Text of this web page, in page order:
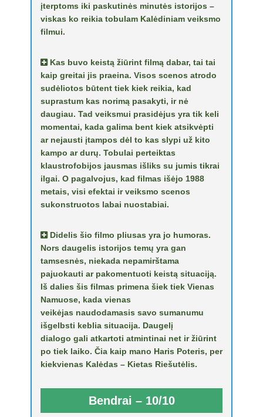
įterptoms iki paskutinės minutės istorijos –
viskas ko reikia tobulam Kalėdiniam veiksmo
filmui.
Kas buvo keistą žiūrint filmą dabar, tai tai
kaip greitai jis praeina. Visos scenos atrodo
sudėliotos būtent tiek kiek reikia, kad
suprastum kas norimą pasakyti, ir nė
daugiau. Tad veiksmui prasidėjus yra tik keli
momentai, kada galima bent kiek atsikvėpti
ar nejausti įtampos dėl to kas slypi už kito
kampo ar durų. Tobulai perteiktas
klaustrofobijos jausmas išliks su jumis tikrai
ilgai. O pagalvojus, kad filmas išėjo 1988
metais, visi efektai ir veiksmo scenos
sukonstruotos labai nuostabiai.
Didelis šio filmo pliusas yra jo humoras.
Nors daugelis istorijos temų yra gan
tamsesnės, niekada nepamirštama
pajuokauti ar pakomentuoti keistą situaciją.
Iš dalies šis filmas primena šiek tiek Vienas
Namuose, kada vienas
veikėjas naudodamasis savo sumanumu
išgelbsti keblia situacija. Daugelį
dialogo gali atkartoti atmintinai net ir žiūrint
po tiek laiko. Čia kaip mano Haris Poteris, per
kiekvienas Kalėdas – Kietas Riešutėlis.
Bendrai – 10/10